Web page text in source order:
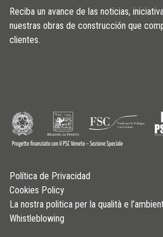
Reciba un avance de las noticias,
nuestras obras de construcción que
clientes.
Política de Privacidad
Cookies Policy
La nostra politica per la qualità e
Whistleblowing